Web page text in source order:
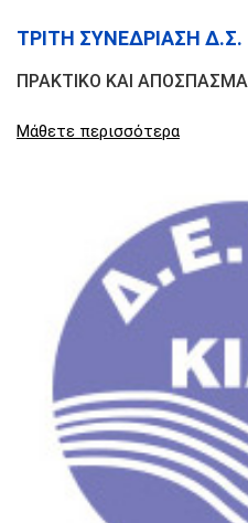
ΤΡΙΤΗ ΣΥΝΕΔΡΙΑΣΗ Δ.Σ.
ΠΡΑΚΤΙΚΟ ΚΑΙ
Μάθετε περισσότερα